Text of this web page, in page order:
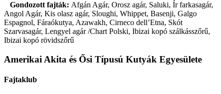
Gondozott fajták: Afgán Agár, Orosz agár, Saluki, Ír farkasagár,
Angol Agár, Kis olasz agár, Sloughi, Whippet, Basenji, Galgo
Espagnol, Fáraókutya, Azawakh, Cirneco dell’Etna, Skót
Szarvasagár, Lengyel agár /Chart Polski, Ibizai kopó szálkásszőrű,
Ibizai kopó rövidszőrű
Amerikai Akita és Ősi Típusú Kutyák Egyesülete
Fajtaklub